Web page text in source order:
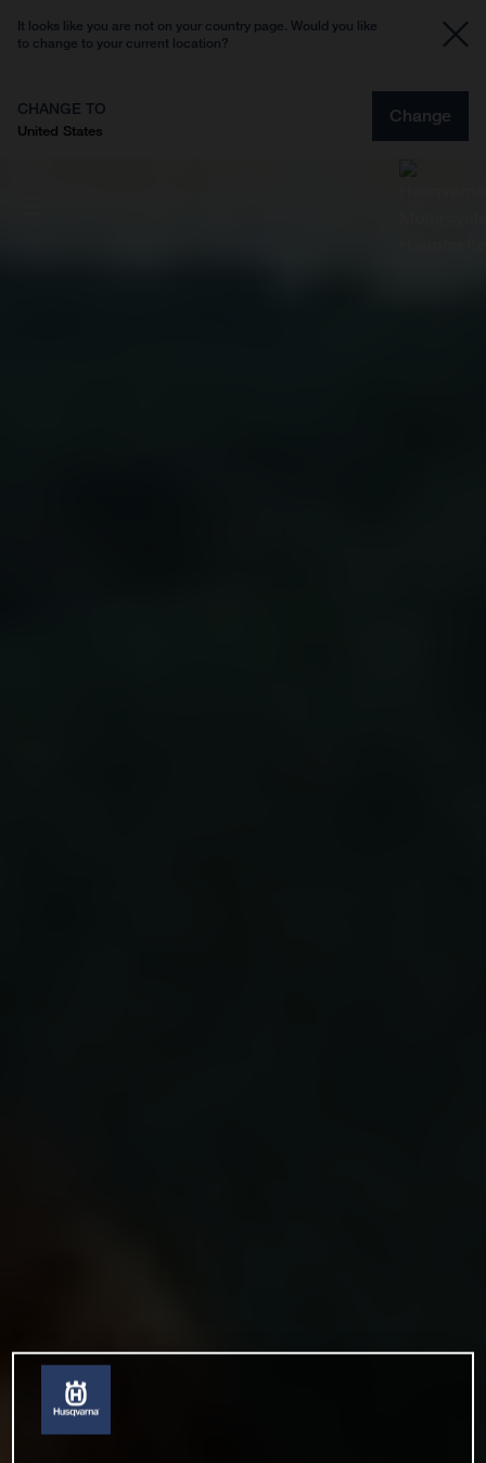
It looks like you are not on your country page. Would you like
to change to your current location?
CHANGE TO
United States
Change